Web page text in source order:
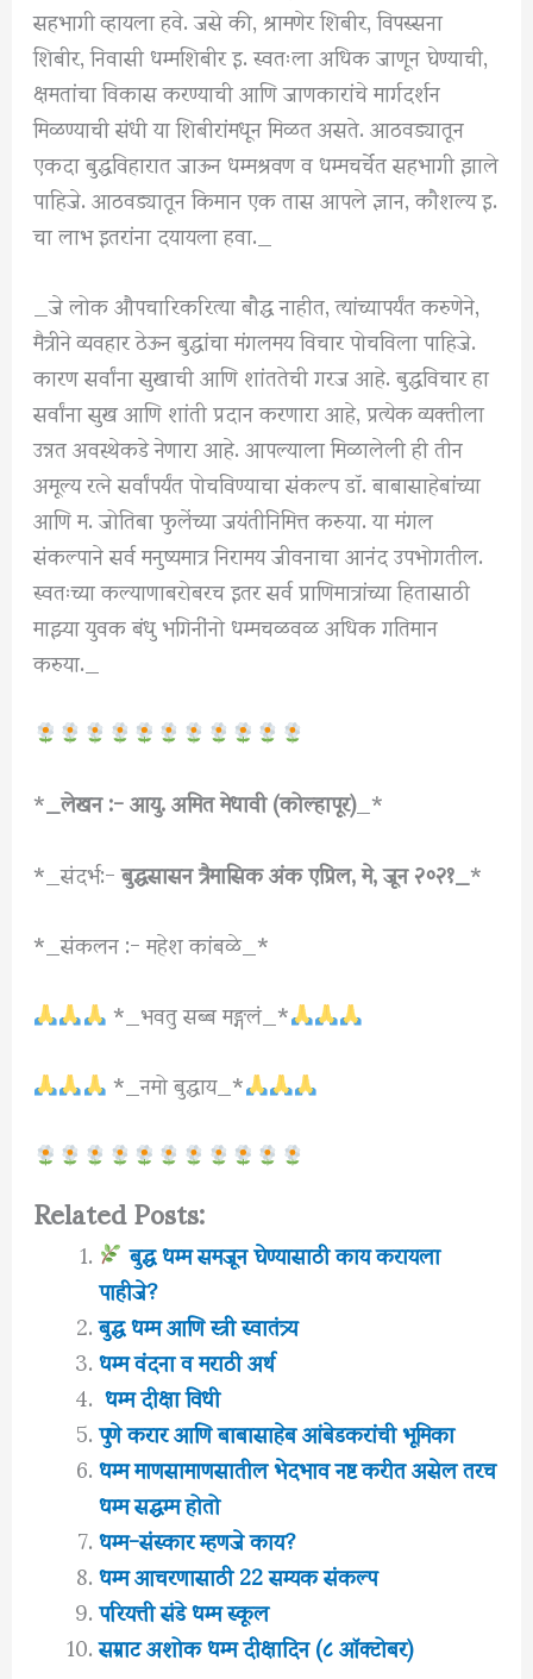
सहभागी व्हायला हवे. जसे की, श्रामणेर शिबीर, विपस्सना
शिबीर, निवासी धम्मशिबीर इ. स्वतःला अधिक जाणून घेण्याची,
क्षमतांचा विकास करण्याची आणि जाणकारांचे मार्गदर्शन
मिळण्याची संधी या शिबीरांमधून मिळत असते. आठवड्यातून
एकदा बुद्धविहारात जाऊन धम्मश्रवण व धम्मचर्चेत सहभागी झाले
पाहिजे. आठवड्यातून किमान एक तास आपले ज्ञान, कौशल्य इ.
चा लाभ इतरांना दयायला हवा._
_जे लोक औपचारिकरित्या बौद्ध नाहीत, त्यांच्यापर्यंत करुणेने,
मैत्रीने व्यवहार ठेऊन बुद्धांचा मंगलमय विचार पोचविला पाहिजे.
कारण सर्वांना सुखाची आणि शांततेची गरज आहे. बुद्धविचार हा
सर्वांना सुख आणि शांती प्रदान करणारा आहे, प्रत्येक व्यक्तीला
उन्नत अवस्थेकडे नेणारा आहे. आपल्याला मिळालेली ही तीन
अमूल्य रत्ने सर्वांपर्यंत पोचविण्याचा संकल्प डॉ. बाबासाहेबांच्या
आणि म. जोतिबा फुलेंच्या जयंतीनिमित्त करुया. या मंगल
संकल्पाने सर्व मनुष्यमात्र निरामय जीवनाचा आनंद उपभोगतील.
स्वतःच्या कल्याणाबरोबरच इतर सर्व प्राणिमात्रांच्या हितासाठी
माझ्या युवक बंधु भगिनींनो धम्मचळवळ अधिक गतिमान
करुया._
*_लेखन :- आयु. अमित मेधावी (कोल्हापूर)_*
*_संदर्भ:-बुद्धसासन त्रैमासिक अंक एप्रिल, मे, जून २०२१_*
*_संकलन :- महेश कांबळे_*
*_भवतु सब्ब मङ्गलं_*
*_नमो बुद्धाय_*
Related Posts:
बुद्ध धम्म समजून घेण्यासाठी काय करायला
पाहीजे?
बुद्ध धम्म आणि स्त्री स्वातंत्र्य
धम्म वंदना व मराठी अर्थ
धम्म दीक्षा विधी
पुणे करार आणि बाबासाहेब आंबेडकरांची भूमिका
धम्म माणसामाणसातील भेदभाव नष्ट करीत असेल तरच
धम्म सद्धम्म होतो
धम्म-संस्कार म्हणजे काय?
धम्म आचरणासाठी 22 सम्यक संकल्प
परियत्ती संडे धम्म स्कूल
सम्राट अशोक धम्म दीक्षादिन (८ ऑक्टोबर)